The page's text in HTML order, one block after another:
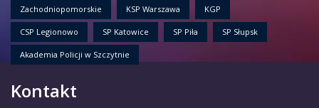
Zachodniopomorskie KSP Warszawa KGP
CSP Legionowo SP Katowice SP Piła SP Słupsk
Akademia Policji w Szczytnie
Kontakt